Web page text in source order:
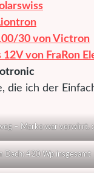
30 von Victron
von FraRon
die ich der
– Marko war verwirrt.
Dach: 420 Wp insgesamt